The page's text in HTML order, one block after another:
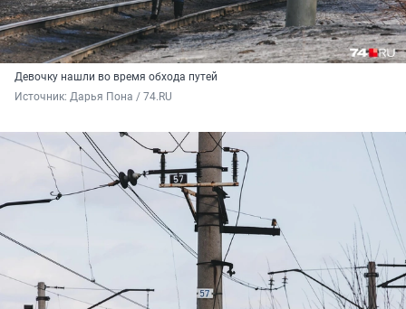
Девочку нашли во время обхода путей
Источник: Дарья Пона / 74.RU